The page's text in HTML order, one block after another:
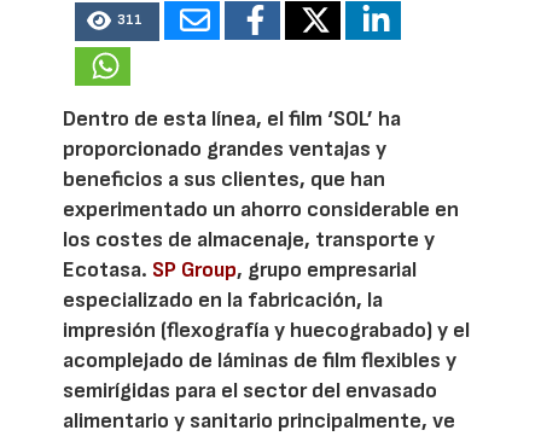
311
Dentro de esta línea, el film ‘SOL’ ha
proporcionado grandes ventajas y
beneficios a sus clientes, que han
experimentado un ahorro considerable en
los costes de almacenaje, transporte y
Ecotasa. SP Group, grupo empresarial
especializado en la fabricación, la
impresión (flexografía y huecograbado) y el
acomplejado de láminas de film flexibles y
semirígidas para el sector del envasado
alimentario y sanitario principalmente, ve